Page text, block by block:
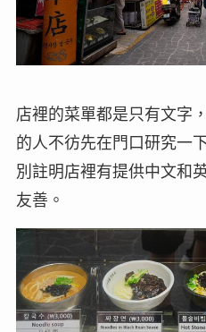
店裡的菜單都是只有文字
的人不彷先在門口研究一
別註明店裡有提供中文和
友善。